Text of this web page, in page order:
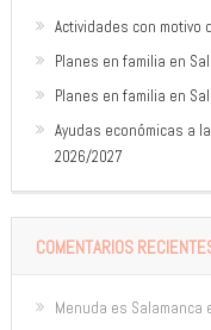
Actividades con motivo
Planes en familia en
Planes en familia en
Ayudas económicas a
2026/2027
COMENTARIOS
Menuda es Salamanca